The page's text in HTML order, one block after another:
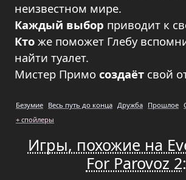
неизвестном мире.
Каждый выбор приводит к
Кто же поможет Глебу
найти туалет.
Мистер Примо создаёт свой
Безумие Весь путь до конца Дружба Прошлое
+ спойлеры
Игры, похожие на
For Parovoz 2: